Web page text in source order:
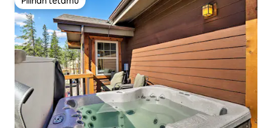
Pilihan tetamu